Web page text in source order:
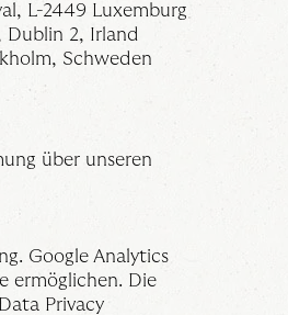
L-2449 Luxemburg
Dublin 2, Irland
Schweden
über unseren
Google Analytics
ermöglichen. Die
Privacy